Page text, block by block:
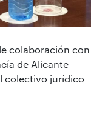
colaboración con
de Alicante
colectivo jurídico